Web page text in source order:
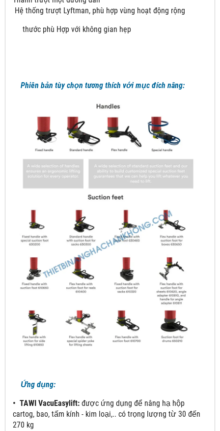
Hệ thống trượt Lyftman, phù hợp vùng hoạt động rộng
thước phù Hợp với không gian hẹp
Phiên bản tùy chọn tương thích với mục đích nâng:
Ứng dụng:
• TAWI VacuEasylift: được ứng dụng để nâng hạ hộp
cartog, bao, tấm kính - kim loại,.. có trọng lượng từ 30 đến
270 kg